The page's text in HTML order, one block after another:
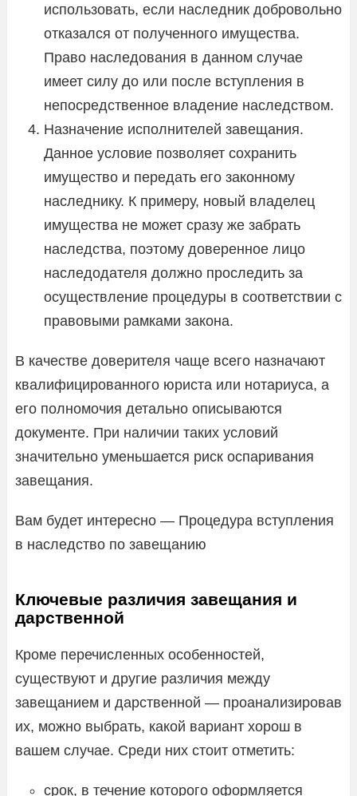
использовать, если наследник добровольно
отказался от полученного имущества.
Право наследования в данном случае
имеет силу до или после вступления в
непосредственное владение наследством.
Назначение исполнителей завещания.
Данное условие позволяет сохранить
имущество и передать его законному
наследнику. К примеру, новый владелец
имущества не может сразу же забрать
наследства, поэтому доверенное лицо
наследодателя должно проследить за
осуществление процедуры в соответствии с
правовыми рамками закона.
В качестве доверителя чаще всего назначают
квалифицированного юриста или нотариуса, а
его полномочия детально описываются
документе. При наличии таких условий
значительно уменьшается риск оспаривания
завещания.
Вам будет интересно — Процедура вступления
в наследство по завещанию
Ключевые различия завещания и
дарственной
Кроме перечисленных особенностей,
существуют и другие различия между
завещанием и дарственной — проанализировав
их, можно выбрать, какой вариант хорош в
вашем случае. Среди них стоит отметить:
срок, в течение которого оформляется